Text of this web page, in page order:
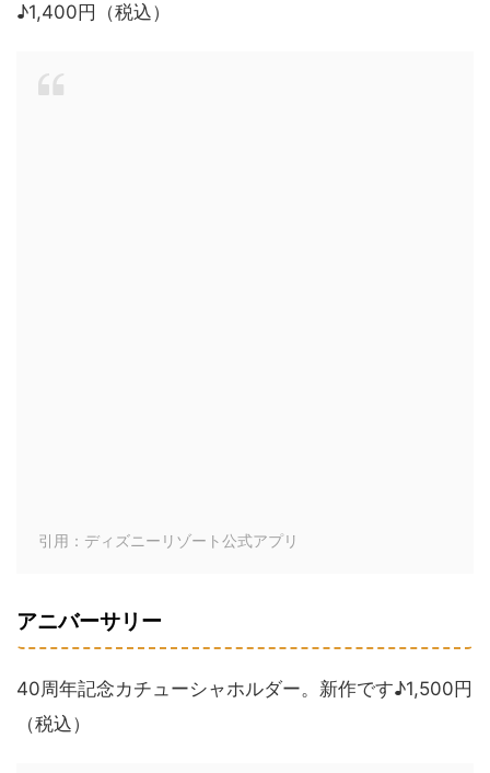
♪1,400円（税込）
引用：ディズニーリゾート公式アプリ
アニバーサリー
40周年記念カチューシャホルダー。新作です♪1,500円
（税込）